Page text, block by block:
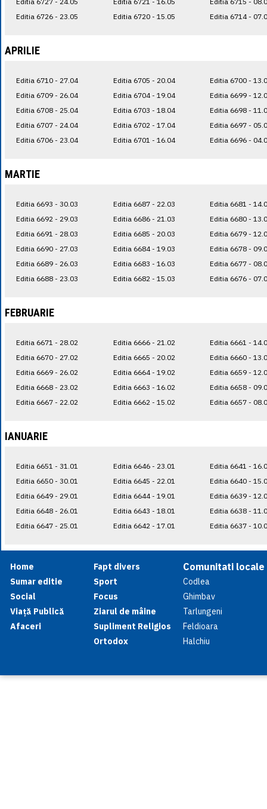
Editia 6726 - 23.05
Editia 6720 - 15.05
Editia 6714 -
APRILIE
Editia 6710 - 27.04
Editia 6709 - 26.04
Editia 6708 - 25.04
Editia 6707 - 24.04
Editia 6706 - 23.04
Editia 6705 - 20.04
Editia 6704 - 19.04
Editia 6703 - 18.04
Editia 6702 - 17.04
Editia 6701 - 16.04
Editia 6700 -
Editia 6699 -
Editia 6698 -
Editia 6697 -
Editia 6696 -
MARTIE
Editia 6693 - 30.03
Editia 6692 - 29.03
Editia 6691 - 28.03
Editia 6690 - 27.03
Editia 6689 - 26.03
Editia 6688 - 23.03
Editia 6687 - 22.03
Editia 6686 - 21.03
Editia 6685 - 20.03
Editia 6684 - 19.03
Editia 6683 - 16.03
Editia 6682 - 15.03
Editia 6681 -
Editia 6680 -
Editia 6679 -
Editia 6678 -
Editia 6677 -
Editia 6676 -
FEBRUARIE
Editia 6671 - 28.02
Editia 6670 - 27.02
Editia 6669 - 26.02
Editia 6668 - 23.02
Editia 6667 - 22.02
Editia 6666 - 21.02
Editia 6665 - 20.02
Editia 6664 - 19.02
Editia 6663 - 16.02
Editia 6662 - 15.02
Editia 6661 -
Editia 6660 -
Editia 6659 -
Editia 6658 -
Editia 6657 -
IANUARIE
Editia 6651 - 31.01
Editia 6650 - 30.01
Editia 6649 - 29.01
Editia 6648 - 26.01
Editia 6647 - 25.01
Editia 6646 - 23.01
Editia 6645 - 22.01
Editia 6644 - 19.01
Editia 6643 - 18.01
Editia 6642 - 17.01
Editia 6641 -
Editia 6640 -
Editia 6639 -
Editia 6638 -
Editia 6637 -
Home
Sumar editie
Social
Viață Publică
Afaceri
Fapt divers
Sport
Focus
Ziarul de mâine
Supliment Religios
Ortodox
Comunitati locale
Codlea
Ghimbav
Tarlungeni
Feldioara
Halchiu